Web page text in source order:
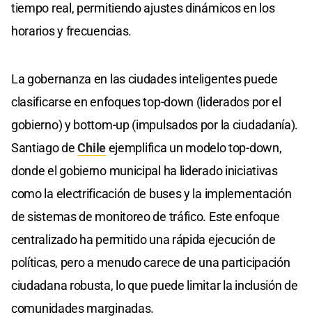
tiempo real, permitiendo ajustes dinámicos en los
horarios y frecuencias.
La gobernanza en las ciudades inteligentes puede
clasificarse en enfoques top-down (liderados por el
gobierno) y bottom-up (impulsados por la ciudadanía).
Santiago deChileejemplifica un modelo top-down,
donde el gobierno municipal ha liderado iniciativas
como la electrificación de buses y la implementación
de sistemas de monitoreo de tráfico. Este enfoque
centralizado ha permitido una rápida ejecución de
políticas, pero a menudo carece de una participación
ciudadana robusta, lo que puede limitar la inclusión de
comunidades marginadas.